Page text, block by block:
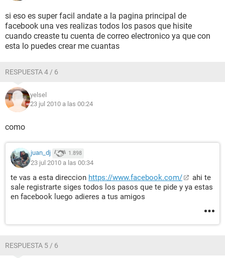
si eso es super facil andate a la pagina principal de
facebook una ves realizas todos los pasos que hisite
cuando creaste tu cuenta de correo electronico ya que con
esta lo puedes crear me cuantas
RESPUESTA 4 / 6
yelsel
23 jul 2010 a las 00:24
como
juan_dj 1.898
23 jul 2010 a las 00:34
te vas a esta direccion https://www.facebook.com/
ahi te
sale registrarte siges todos los pasos que te pide y ya estas
en facebook luego adieres a tus amigos
RESPUESTA 5 / 6